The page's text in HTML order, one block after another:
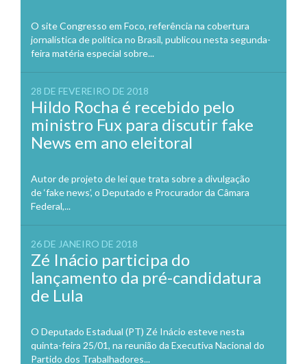
O site Congresso em Foco, referência na cobertura
jornalística de política no Brasil, publicou nesta segunda-
feira matéria especial sobre...
28 DE FEVEREIRO DE 2018
Hildo Rocha é recebido pelo
ministro Fux para discutir fake
News em ano eleitoral
Autor de projeto de lei que trata sobre a divulgação
de ‘fake news’, o Deputado e Procurador da Câmara
Federal,...
26 DE JANEIRO DE 2018
Zé Inácio participa do
lançamento da pré-candidatura
de Lula
O Deputado Estadual (PT) Zé Inácio esteve nesta
quinta-feira 25/01, na reunião da Executiva Nacional do
Partido dos Trabalhadores...